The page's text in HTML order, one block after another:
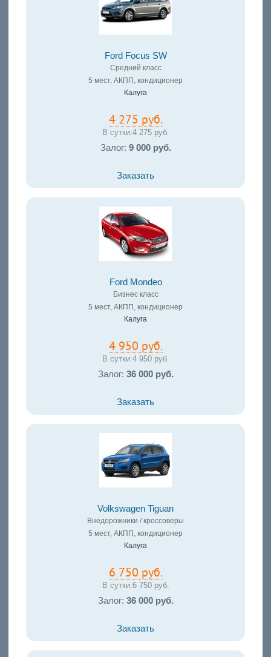
Ford Focus SW
Средний класс
5 мест, АКПП, кондиционер
Калуга
4 275 руб.
В сутки:4 275 руб.
Залог: 9 000 руб.
Заказать
Ford Mondeo
Бизнес класс
5 мест, АКПП, кондиционер
Калуга
4 950 руб.
В сутки:4 950 руб.
Залог: 36 000 руб.
Заказать
Volkswagen Tiguan
Внедорожники / кроссоверы
5 мест, АКПП, кондиционер
Калуга
6 750 руб.
В сутки:6 750 руб.
Залог: 36 000 руб.
Заказать